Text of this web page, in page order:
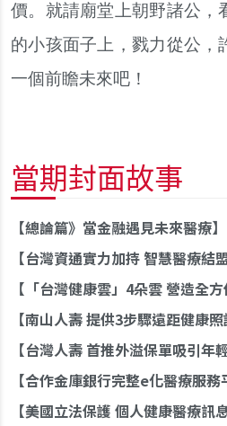
價。就請廟堂上朝野諸公，
的小孩面子上，戮力從公，
一個前瞻未來吧！
當期封面故事
總論篇》當金融遇見未來醫療
台灣資通實力加持 智慧醫療結
「台灣健康雲」4朵雲 營造全
南山人壽 提供3步驟遠距健康照
台灣人壽 首推外溢保單吸引年
合作金庫銀行完整e化醫療服務
美國立法保護 個人健康醫療訊